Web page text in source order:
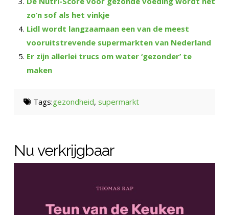
zo’n sof als het vinkje
Lidl wordt langzaamaan een van de meest
vooruitstrevende supermarkten van Nederland
Er zijn allerlei trucs om water ‘gezonder’ te
maken
Tags:gezondheid,supermarkt
Nu verkrijgbaar